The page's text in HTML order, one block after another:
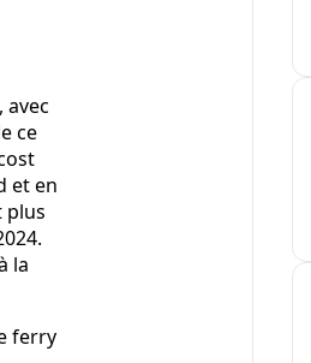
avec
ce
et en
plus
la
ferry